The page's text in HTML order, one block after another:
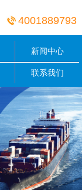
4001889793
新闻中心
联系我们